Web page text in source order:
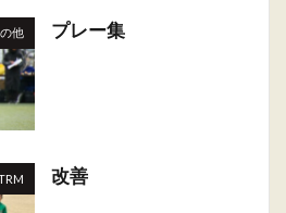
他 プレー集
改善